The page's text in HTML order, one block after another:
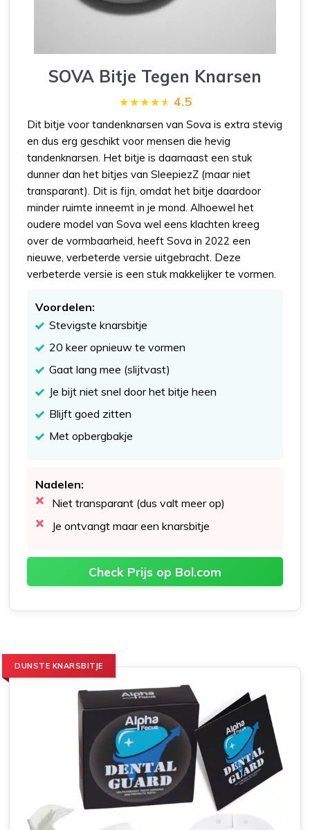
SOVA Bitje Tegen Knarsen
4.5
Dit bitje voor tandenknarsen van Sova is extra stevig
en dus erg geschikt voor mensen die hevig
tandenknarsen. Het bitje is daarnaast een stuk
dunner dan het bitjes van SleepiezZ (maar niet
transparant). Dit is fijn, omdat het bitje daardoor
minder ruimte inneemt in je mond. Alhoewel het
oudere model van Sova wel eens klachten kreeg
over de vormbaarheid, heeft Sova in 2022 een
nieuwe, verbeterde versie uitgebracht. Deze
verbeterde versie is een stuk makkelijker te vormen.
Voordelen:
Stevigste knarsbitje
20 keer opnieuw te vormen
Gaat lang mee (slijtvast)
Je bijt niet snel door het bitje heen
Blijft goed zitten
Met opbergbakje
Nadelen:
Niet transparant (dus valt meer op)
Je ontvangt maar een knarsbitje
Check Prijs op Bol.com
DUNSTE KNARSBITJE